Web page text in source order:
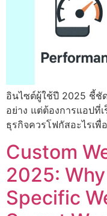
อินไซต์ผู้ใช้ปี 2025 ชี้ชั
อย่าง แต่ต้องการแอปที่
ธุรกิจควรโฟกัสอะไรเพื่
Custom
2025:
Specific